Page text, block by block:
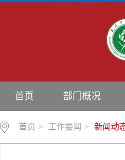
首页 部门概况
首页 > 工作要闻 > 新闻动